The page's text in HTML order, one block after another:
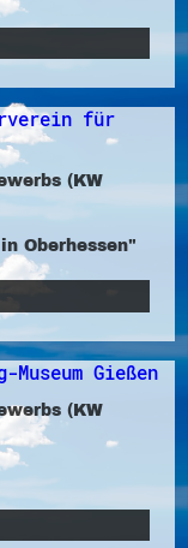
(KW
Oberhessen"
(KW